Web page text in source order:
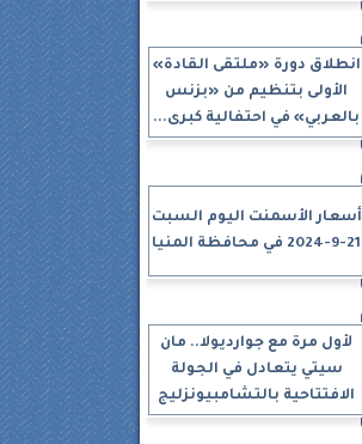
انطلاق دورة «ملتقى القادة»
الأولى بتنظيم من «بزنس
بالعربي» في احتفالية كبرى...
أسعار الأسمنت اليوم السبت
21-9-2024 في محافظة المنيا
لأول مرة مع جوارديولا.. مان
سيتي يتعادل في الجولة
الافتتاحية بالتشامبيونزليج